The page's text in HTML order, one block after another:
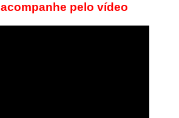
acompanhe pelo vídeo